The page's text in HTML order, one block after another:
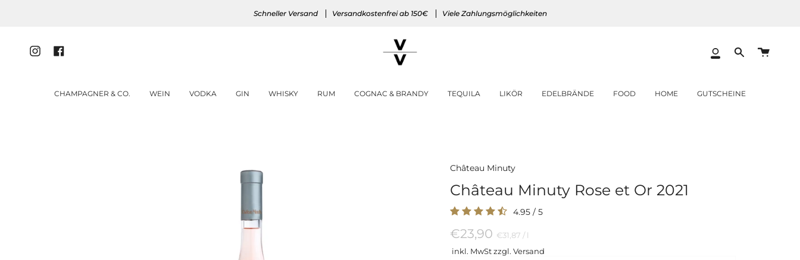
Schneller Versand Versandkostenfrei ab 150€ Viele Zahlungsmöglichkeiten
InstagramFacebook
Mein
Translation
CHAMPAGNER & CO. WEIN VODKA GIN WHISKY RUM COGNAC & BRANDY TEQUILA LIKÖR EDELBRÄNDE FOOD HOME GUTSCHEINE
Château Minuty
Château Minuty Rose et Or 2021
4.95/ 5
€23,90 Preis
Einheit
€31,87 /per
l
inkl. MwSt zzgl. Versand